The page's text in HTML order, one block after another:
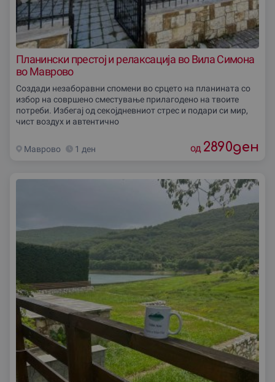
Планински престој и релаксација во Вила Симона
во Маврово
Создади незаборавни спомени во срцето на планината со
избор на совршено сместување прилагодено на твоите
потреби. Избегај од секојдневниот стрес и подари си мир,
чист воздух и автентично
Маврово 1 ден од 2890ден